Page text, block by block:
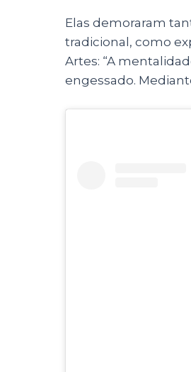
Elas demoraram
tradicional, como
Artes: “A
engessado.